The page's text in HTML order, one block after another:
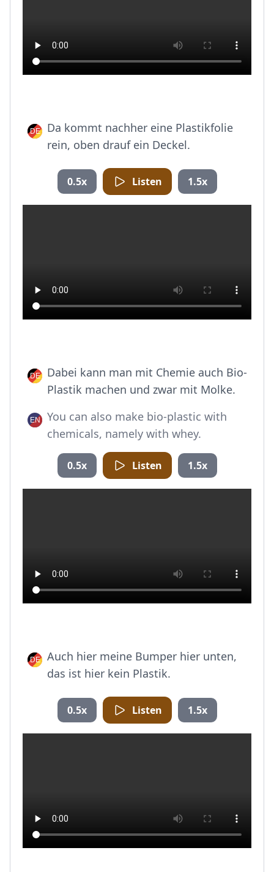
Da kommt nachher eine Plastikfolie
rein, oben drauf ein Deckel.
0.5x Listen 1.5x
Dabei kann man mit Chemie auch Bio-
Plastik machen und zwar mit Molke.
You can also make bio-plastic with
chemicals, namely with whey.
0.5x Listen 1.5x
Auch hier meine Bumper hier unten,
das ist hier kein Plastik.
0.5x Listen 1.5x